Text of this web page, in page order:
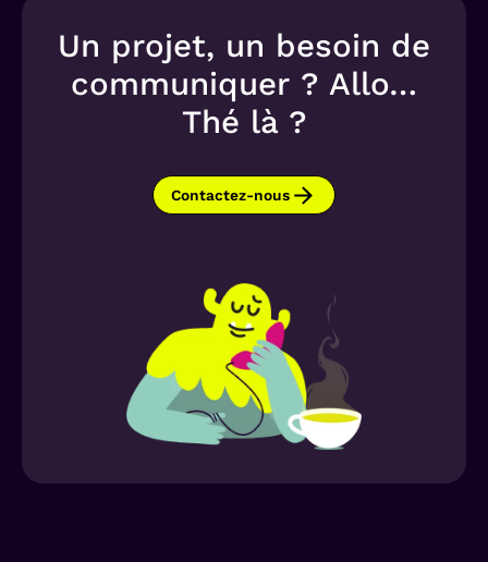
Un projet, un besoin de
communiquer ? Allo…
Thé là ?
Contactez-nous